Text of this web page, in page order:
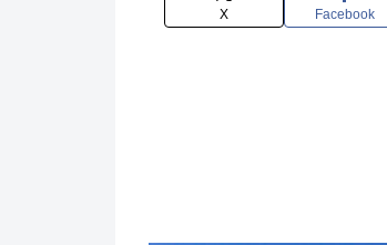
X Facebook